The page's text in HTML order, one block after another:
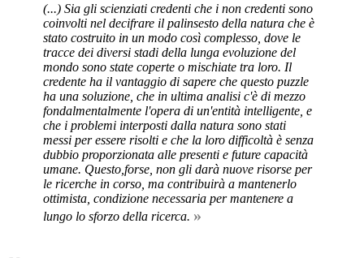
(...) Sia gli scienziati credenti che i non credenti sono
coinvolti nel decifrare il palinsesto della natura che è
stato costruito in un modo così complesso, dove le
tracce dei diversi stadi della lunga evoluzione del
mondo sono state coperte o mischiate tra loro. Il
credente ha il vantaggio di sapere che questo puzzle
ha una soluzione, che in ultima analisi c'è di mezzo
fondalmentalmente l'opera di un'entità intelligente, e
che i problemi interposti dalla natura sono stati
messi per essere risolti e che la loro difficoltà è senza
dubbio proporzionata alle presenti e future capacità
umane. Questo,forse, non gli darà nuove risorse per
le ricerche in corso, ma contribuirà a mantenerlo
ottimista, condizione necessaria per mantenere a
lungo lo sforzo della ricerca. »